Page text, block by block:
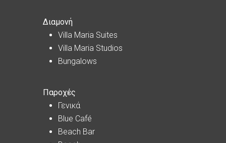
Διαμονή
Villa Maria Suites
Villa Maria Studios
Bungalows
Παροχές
Γενικά
Blue Café
Beach Bar